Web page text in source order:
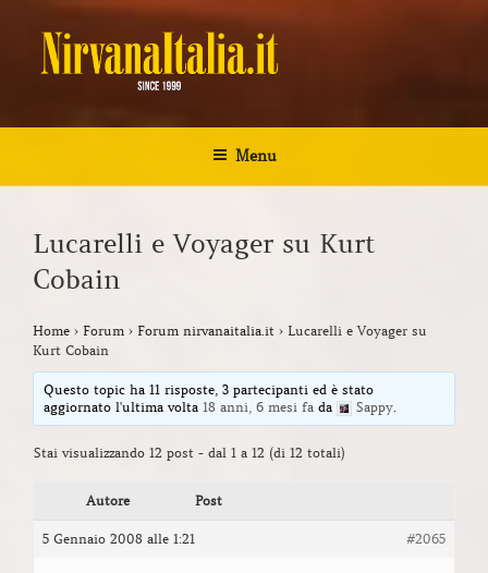
contenuto
NIRVANA ITALIA
Menu
Lucarelli e Voyager su Kurt
Cobain
Home › Forum › Forum nirvanaitalia.it › Lucarelli e Voyager su
Kurt Cobain
Questo topic ha 11 risposte, 3 partecipanti ed è stato
aggiornato l'ultima volta18 anni, 6 mesi fa da Sappy.
Stai visualizzando 12 post - dal 1 a 12 (di 12 totali)
Autore Post
5 Gennaio 2008 alle 1:21 #2065